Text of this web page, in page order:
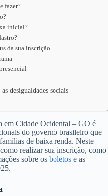
fazer?
inicial?
da sua inscrição
desigualdades sociais
em Cidade Ocidental – GO é
do governo brasileiro que
de baixa renda. Neste
realizar sua inscrição, como
sobre os boletos e as